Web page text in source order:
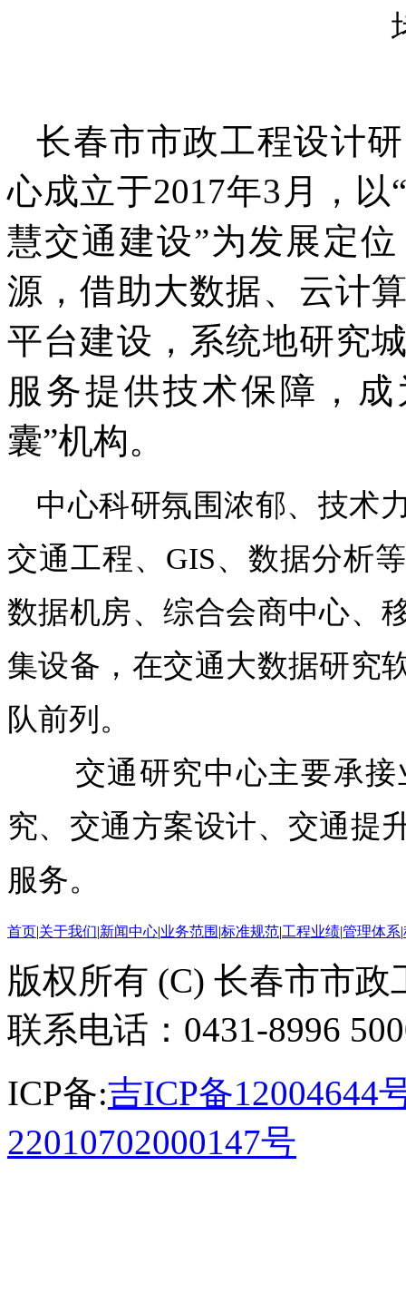
长春市市政工程设计
心成立于2017年3 月，以
慧交通建设”为发展定
源，借助大数据、云计
平台建设，系统地研究
服务提供技术保障，
囊”机构。
中心科研氛围浓郁、技术
交通工程、GIS、数据分析
数据机房、综合会商中心、
集设备，在交通大数据研究
队前列。
交通研究中心主要承接
究、交通方案设计、交通提
服务。
首页|关于我们|新闻中心|业务范围 |标准规范|工程业绩|管理体系|
版权所有 (C) 长春市市
联系电话：0431-8996
ICP备:吉ICP备12004644
22010702000147号